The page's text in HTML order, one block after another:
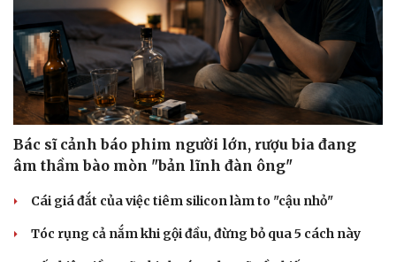
Doanh nghiệp
Thông tin doanh nghiệp
Doanh nghiệp 24h
Doanh nhân
Vì cộng đồng
Công nghệ
Sành điệu
Tin Công nghệ
Trải nghiệm
Chuyển đổi số
Bác sĩ cảnh báo phim người lớn, rượu bia đang
âm thầm bào mòn "bản lĩnh đàn ông"
Cái giá đắt của việc tiêm silicon làm to "cậu nhỏ"
Tóc rụng cả nắm khi gội đầu, đừng bỏ qua 5 cách này